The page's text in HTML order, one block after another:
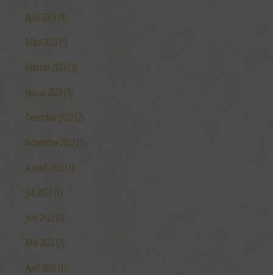
April 2023 (4)
März 2023 (5)
Februar 2023 (3)
Januar 2023 (3)
Dezember 2022 (2)
November 2022 (1)
August 2022 (3)
Juli 2022 (1)
Juni 2022 (3)
Mai 2022 (2)
April 2022 (1)